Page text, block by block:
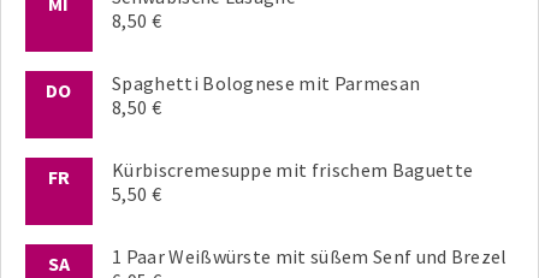
8,50 €
DO
Spaghetti Bolognese mit Parmesan
8,50 €
FR
Kürbiscremesuppe mit frischem Baguette
5,50 €
SA
1 Paar Weißwürste mit süßem Senf und Brezel